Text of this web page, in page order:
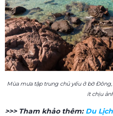
Mùa mưa tập trung chủ yếu ở bờ
ít chịu
>>> Tham khảo thêm: Du